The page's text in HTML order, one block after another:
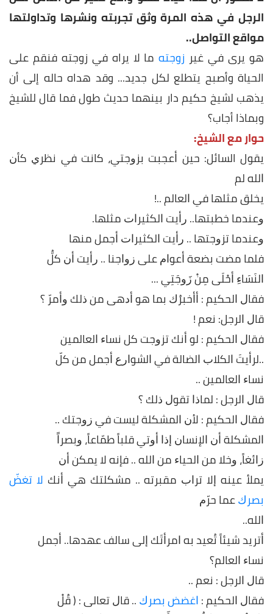
الرجل في هذه المرة وثق تجربته ونشرها وتداولتها
مواقع التواصل..
هو يرى في غير زوجتهما لا يراه في زوجته فنقم على
الحياة وأصبح يتطلع لكل جديد... وقد هداه حاله إلى أن
يذهب لشيخ حكيم دار بينهما حديث طول فما قال للشيخ
وبماذا أجاب؟
حوار مع الشيخ:
يقول السائل: ﺣﻴﻦ ﺃﻋﺠﺒﺖ ﺑﺰﻭﺟﺘﻲ، ﻛﺎﻧﺖ ﻓﻲ ﻧﻈﺮﻱ ﻛﺄﻥ
ﺍﻟﻠﻪ ﻟﻢ
ﻳﺨﻠﻖ ﻣﺜﻠﻬﺎ ﻓﻲ ﺍﻟﻌﺎﻟﻢ ..!
ﻭﻋﻨﺪﻣﺎ ﺧﻄﺒﺘﻬﺎ.. ﺭﺃﻳﺖ ﺍﻟﻜﺜﻴﺮﺍﺕ ﻣﺜﻠﻬﺎ.
ﻭﻋﻨﺪﻣﺎ ﺗﺰﻭﺟﺘﻬﺎ .. ﺭﺃﻳﺖ ﺍﻟﻜﺜﻴﺮﺍﺕ ﺃﺟﻤﻞ ﻣﻨﻬﺎ
ﻓﻠﻤﺎ ﻣﻀﺖ ﺑﻀﻌﺔ ﺃﻋﻮﺍﻡ ﻋﻠﻰ ﺯﻭﺍﺟﻨﺎ .. ﺭﺃﻳﺖ ﺃﻥ ﻛﻞُّ
ﺍﻟﻨَﺴَﺎﺀِ ﺃﺣْﻠَﻰ ﻣِﻦْ ﺯَﻭﺟَﺘِﻲ ...
ﻓﻘﺎﻝ ﺍﻟﺤﻜﻴﻢ : ﺃﺃﺧﺒﺮُﻙ ﺑﻤﺎ ﻫﻮ ﺃﺩﻫﻰ ﻣﻦ ﺫﻟﻚ ﻭﺃﻣﺮّ ؟
ﻗﺎﻝ ﺍﻟﺮﺟﻞ: ﻧﻌﻢ !
ﻓﻘﺎﻝ ﺍﻟﺤﻜﻴﻢ : ﻟﻮ ﺃﻧﻚ ﺗﺰﻭﺟﺖ ﻛﻞ ﻧﺴﺎﺀ ﺍﻟﻌﺎﻟﻤﻴﻦ
..ﻟﺮﺃﻳﺖَ ﺍﻟﻜﻼﺏ ﺍﻟﻀﺎﻟﺔ ﻓﻲ ﺍﻟﺸﻮﺍﺭﻉ ﺃﺟﻤﻞ ﻣﻦ ﻛﻞّ
ﻧﺴﺎﺀ ﺍﻟﻌﺎﻟﻤﻴﻦ ..
ﻗﺎﻝ ﺍﻟﺮﺟﻞ : ﻟﻤﺎﺫﺍ ﺗﻘﻮﻝ ﺫﻟﻚ ؟
ﻓﻘﺎﻝ ﺍﻟﺤﻜﻴﻢ : ﻷﻥ ﺍﻟﻤﺸﻜﻠﺔ ﻟﻴﺴﺖ ﻓﻲ ﺯﻭﺟﺘﻚ ..
ﺍﻟﻤﺸﻜﻠﺔ ﺃﻥ ﺍﻹﻧﺴﺎﻥ ﺇﺫﺍ ﺃﻭﺗﻲ ﻗﻠﺒﺎً ﻃﻤّﺎﻋﺎً، ﻭﺑﺼﺮﺍً
ﺯﺍﺋﻐﺎً، ﻭﺧﻼ ﻣﻦ ﺍﻟﺤﻴﺎﺀ ﻣﻦ ﺍﻟﻠﻪ .. ﻓﺈﻧﻪ ﻻ ﻳﻤﻜﻦ ﺃﻥ
ﻳﻤﻸ ﻋﻴﻨﻪ ﺇﻻ ﺗﺮﺍﺏ ﻣﻘﺒﺮﺗﻪ .. ﻣﺸﻜﻠﺘﻚ ﻫﻲ ﺃﻧﻚ ﻻ ﺗﻐﺾّ
ﺑﺼﺮﻙﻋﻤﺎ ﺣﺮّﻡ
ﺍﻟﻠﻪ..
ﺃﺗﺮﻳﺪ ﺷﻴﺌﺎً ﺗُﻌﻴﺪ ﺑﻪ ﺍﻣﺮﺃﺗَﻚ ﺇﻟﻰ ﺳﺎﻟﻒ ﻋﻬﺪﻫﺎ.. ﺃﺟﻤﻞ
ﻧﺴﺎﺀ ﺍﻟﻌﺎﻟﻢ؟
ﻗﺎﻝ ﺍﻟﺮﺟﻞ : ﻧﻌﻢ ..
ﻓﻘﺎﻝ ﺍﻟﺤﻜﻴﻢ :ﺍﻏﻀﺾ ﺑﺼﺮﻙ.. ﻗﺎﻝ ﺗﻌﺎﻟﻰ : ( ﻗُﻞْ